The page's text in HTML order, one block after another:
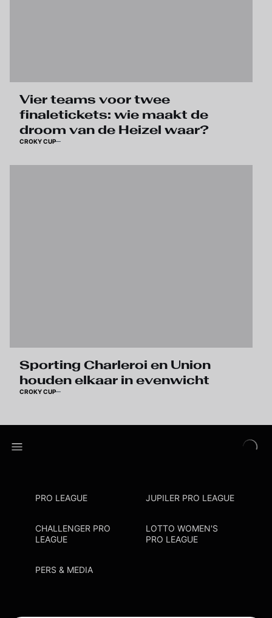
Vier teams voor twee
finaletickets: wie maakt de
droom van de Heizel waar?
CROKY CUP
Sporting Charleroi en Union
houden elkaar in evenwicht
CROKY CUP
PRO LEAGUE JUPILER PRO LEAGUE
CHALLENGER PRO
LEAGUE
LOTTO WOMEN'S
PRO LEAGUE
PERS & MEDIA